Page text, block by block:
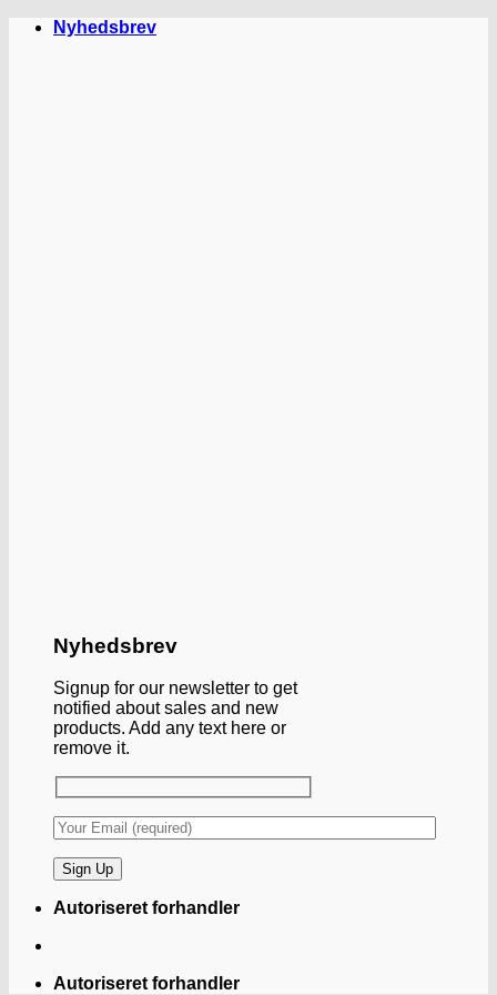
FortsætNyhedsbrev
Nyhedsbrev
Signup for our newsletter to get
notified about sales and new
products. Add any text here or
remove it.
Autoriseret forhandler
Autoriseret forhandler